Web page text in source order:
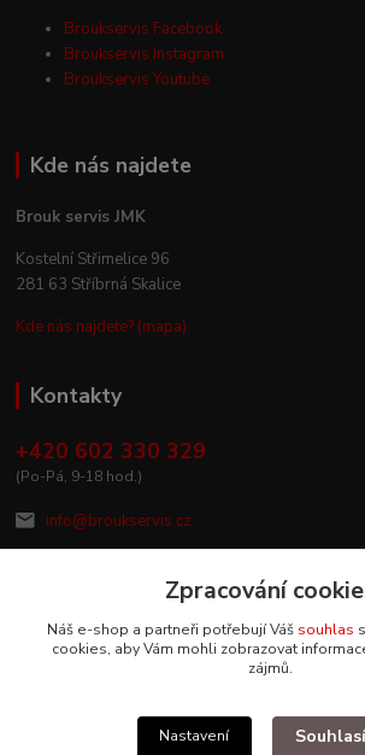
Broukservis Facebook
Broukservis Instagram
Broukservis Youtube
Kde nás najdete
Brouk servis JMK
Kostelní Střimelice 96
281 63 Stříbrná Skalice
Kde nás najdete? (mapa)
Kontakty
+420 602 330 329
(Po-Pá, 9-18 hod.)
info@broukservis.cz
Zpracování
Náš e-shop a partneři potřebují Váš souhlas
cookies, aby Vám mohli zobrazovat
zájmů.
Nastavení